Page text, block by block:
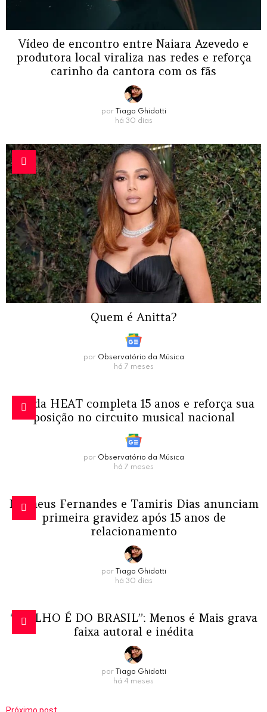
Vídeo de encontro entre Naiara Azevedo e
produtora local viraliza nas redes e reforça
carinho da cantora com os fãs
por
Tiago Ghidotti
há 30 dias
Quem é Anitta?
por Observatório da Música
há 7 meses
Banda HEAT completa 15 anos e reforça sua
posição no circuito musical nacional
por Observatório da Música
há 7 meses
Matheus Fernandes e Tamiris Dias anunciam
primeira gravidez após 15 anos de
relacionamento
por Tiago Ghidotti
há 30 dias
“MOLHO É DO BRASIL”: Menos é Mais grava
faixa autoral e inédita
por Tiago Ghidotti
há 4 meses